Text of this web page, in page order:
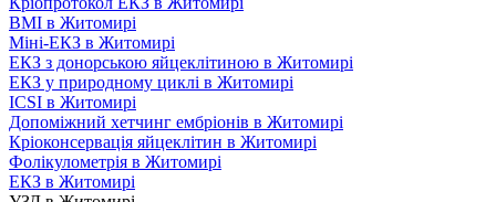
ВМІ в Житомирі
Міні-ЕКЗ в Житомирі
ЕКЗ з донорською яйцеклітиною в Житомирі
ЕКЗ у природному циклі в Житомирі
ICSI в Житомирі
Допоміжний хетчинг ембріонів в Житомирі
Кріоконсервація яйцеклітин в Житомирі
Фолікулометрія в Житомирі
ЕКЗ в Житомирі